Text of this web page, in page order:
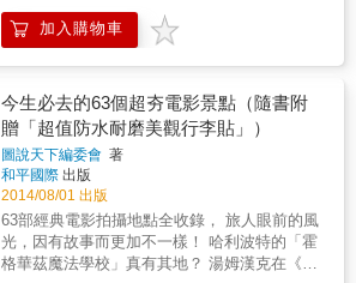
路玩到底！●翻開本書，小心看到頭皮發麻！因
為，也許，你正從鬼門關回來……●好清涼、好
竹棍毆打！●堆滿人骨、彌漫屍體腐爛味道的法
國巴黎地下墓室！●山巒繚繞、綠草如茵的瑞
士，小心腳下大橋突然爆炸！●浪漫瘋狂的帕岸
島滿月派對，溺死、強暴、鬥毆、殺人樣樣
來！●英國艾維克毒植物園，地上瓜子千萬別亂
吃！●綠色死亡迷宮、自殺聖地的日本青木原樹
海！世界這麼大，有熱鬧好玩的地方，更有許
多不為人知的恐怖景點！就連觀光聖地、傳統
文化慶典、歡樂遊樂園，都可能掀起一場血腥
加入購物車
今生必去的63個超夯電影景點（隨書附
贈「超值防水耐磨美觀行李貼」）
圖說天下編委會 著
和平國際 出版
2014/08/01 出版
63部經典電影拍攝地點全收錄， 旅人眼前的風
光，因有故事而更加不一樣！ 哈利波特的「霍
格華茲魔法學校」真有其地？ 湯姆漢克在《浩